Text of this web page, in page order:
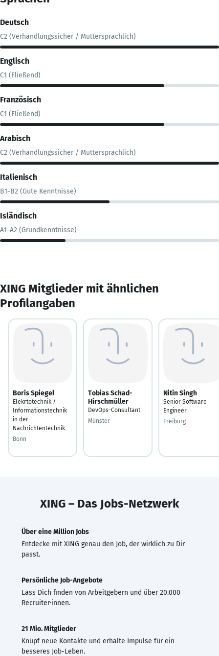
Deutsch
C2 (Verhandlungssicher / Muttersprachlich)
Englisch
C1 (Fließend)
Französisch
C1 (Fließend)
Arabisch
C2 (Verhandlungssicher / Muttersprachlich)
Italienisch
B1-B2 (Gute Kenntnisse)
Isländisch
A1-A2 (Grundkenntnisse)
XING Mitglieder mit ähnlichen
Profilangaben
Boris Spiegel
Elekrtotechnik /
Informationstechnik
in der
Nachrichtentechnik
Bonn
Tobias Schad-
Hirschmüller
DevOps-Consultant
Münster
Nitin Singh
Senior Software
Engineer
Freiburg
XING – Das Jobs-Netzwerk
Über eine Million Jobs
Entdecke mit XING genau den Job, der wirklich zu Dir
passt.
Persönliche Job-Angebote
Lass Dich finden von Arbeitgebern und über 20.000
Recruiter·innen.
21 Mio. Mitglieder
Knüpf neue Kontakte und erhalte Impulse für ein
besseres Job-Leben.